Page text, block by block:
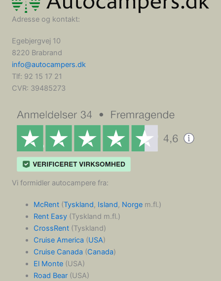
Adresse og kontakt:
Egebjergvej 10
8220 Brabrand
info@autocampers.dk
Tlf: 92 15 17 21
CVR: 39485273
Vi formidler autocampere fra:
McRent(Tyskland, Island, Norgem.fl.)
Rent Easy(Tyskland m.fl.)
CrossRent(Tyskland)
Cruise America (USA)
Cruise Canada (Canada)
El Monte(USA)
Road Bear(USA)